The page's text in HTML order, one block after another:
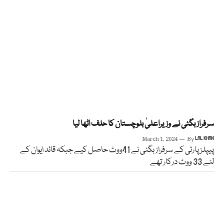
سرفراز بگٹی نے وزیراعلیٰ بلوچستان کا حلف اٹھا لیا
March 1, 2024 ByLAL KHAN
پیپلز پارٹی کے سرفراز بگٹی نے 41ووٹ حاصل کیے جبکہ قائد ایوان کے
لئے 33 ووٹ درکار تھے